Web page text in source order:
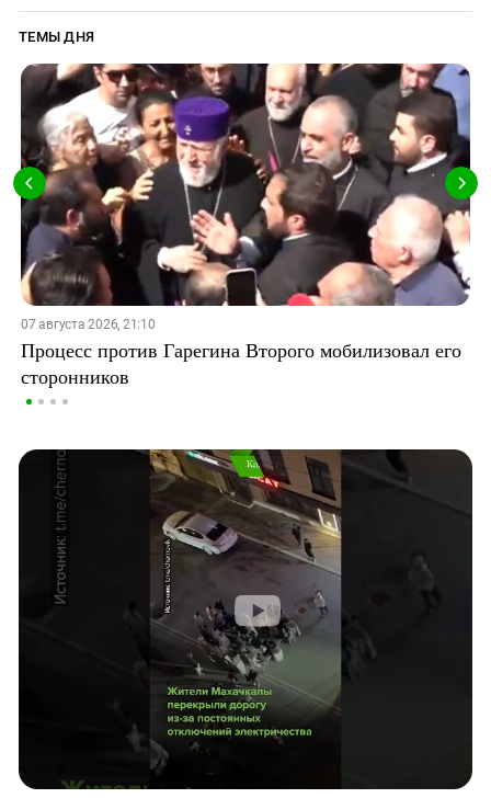
ТЕМЫ ДНЯ
07 августа 2026, 21:10
Процесс против Гарегина Второго мобилизовал его
сторонников